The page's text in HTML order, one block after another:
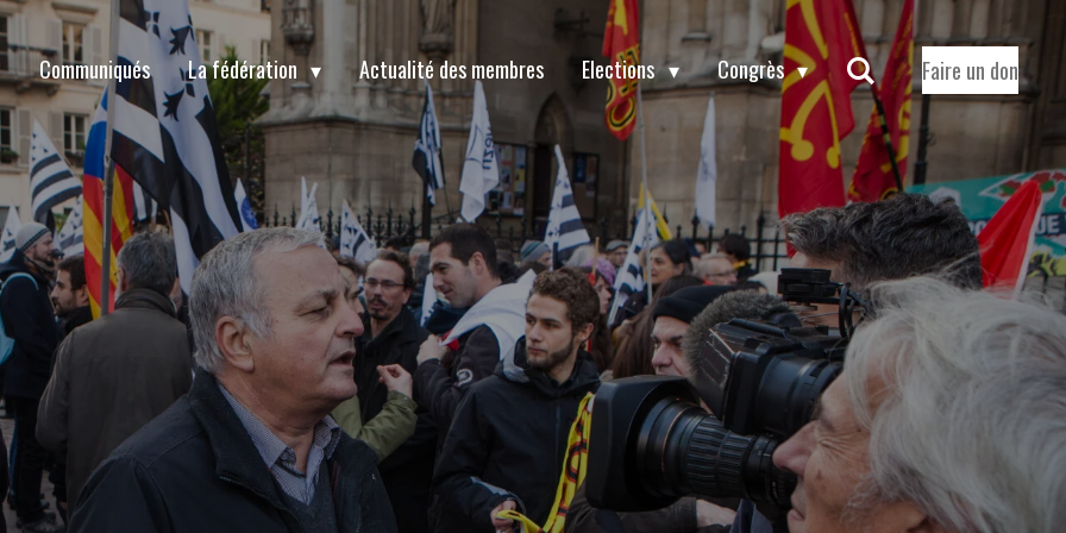
Communiqués La fédération Actualité des membres Elections Congrès Faire un don